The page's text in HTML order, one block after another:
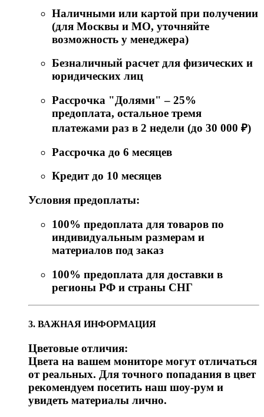
Наличными или картой при получении
(для Москвы и МО, уточняйте
возможность у менеджера)
Безналичный расчет для физических и
юридических лиц
Рассрочка "Долями" – 25%
предоплата, остальное тремя
платежами раз в 2 недели (до 30 000 ₽)
Рассрочка до 6 месяцев
Кредит до 10 месяцев
Условия предоплаты:
100% предоплата для товаров по
индивидуальным размерам и
материалов под заказ
100% предоплата для доставки в
регионы РФ и страны СНГ
3. ВАЖНАЯ ИНФОРМАЦИЯ
Цветовые отличия:
Цвета на вашем мониторе могут отличаться
от реальных. Для точного попадания в цвет
рекомендуем посетить наш шоу-рум и
увидеть материалы лично.